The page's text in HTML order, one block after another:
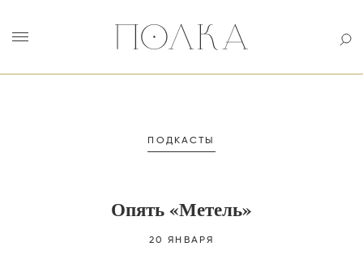
ПОДКАСТЫ
Опять «Метель»
20 ЯНВАРЯ